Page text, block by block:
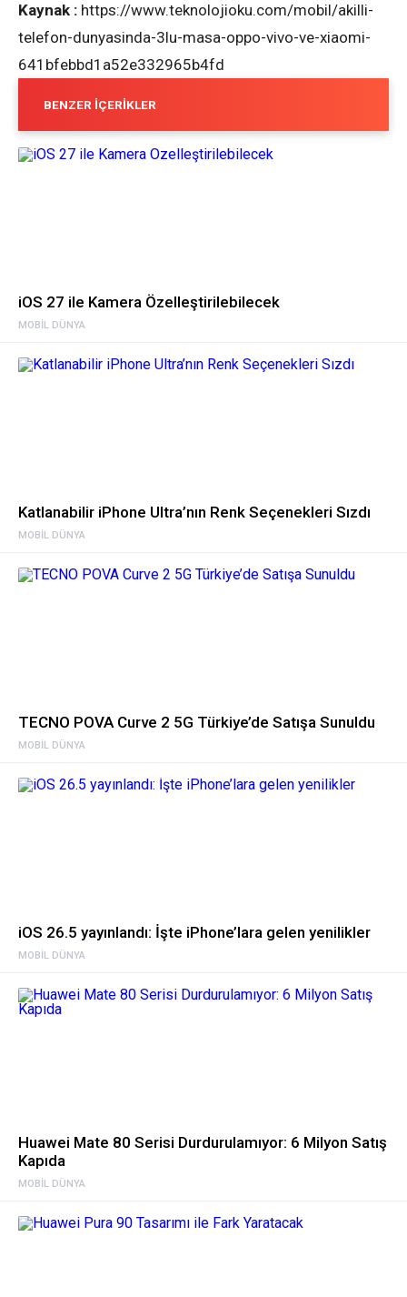
Kaynak : https://www.teknolojioku.com/mobil/akilli-
telefon-dunyasinda-3lu-masa-oppo-vivo-ve-xiaomi-
641bfebbd1a52e332965b4fd
BENZER İÇERIKLER
MOBIL DÜNYA
iOS 27 ile Kamera Özelleştirilebilecek
MOBIL DÜNYA
Katlanabilir iPhone Ultra’nın Renk Seçenekleri Sızdı
MOBIL DÜNYA
TECNO POVA Curve 2 5G Türkiye’de Satışa Sunuldu
MOBIL DÜNYA
iOS 26.5 yayınlandı: İşte iPhone’lara gelen yenilikler
MOBIL DÜNYA
Huawei Mate 80 Serisi Durdurulamıyor: 6 Milyon Satış
Kapıda